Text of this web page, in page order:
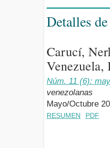
Detalles
Carucí,
Venezuela,
Núm. 11 (6):
venezolanas
Mayo/Octubre
RESUMEN PDF